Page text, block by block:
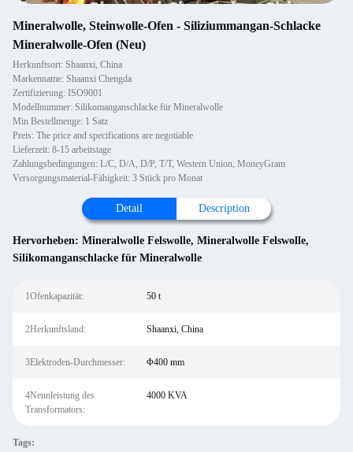
Mineralwolle, Steinwolle-Ofen - Siliziummangan-Schlacke
Mineralwolle-Ofen (Neu)
Herkunftsort: Shaanxi, China
Markenname: Shaanxi Chengda
Zertifizierung: ISO9001
Modellnummer: Silikomanganschlacke für Mineralwolle
Min Bestellmenge: 1 Satz
Preis: The price and specifications are negotiable
Lieferzeit: 8-15 arbeitstage
Zahlungsbedingungen: L/C, D/A, D/P, T/T, Western Union, MoneyGram
Versorgungsmaterial-Fähigkeit: 3 Stück pro Monat
Detail Description
Hervorheben: Mineralwolle Felswolle, Mineralwolle Felswolle,
Silikomanganschlacke für Mineralwolle
1Ofenkapazität: 50 t
2Herkunftsland: Shaanxi, China
3Elektroden-Durchmesser: Φ400 mm
4Nennleistung des
Transformators:
4000 KVA
Tags: